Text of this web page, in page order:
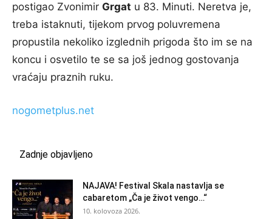
postigao Zvonimir Grgat u 83. Minuti. Neretva je,
treba istaknuti, tijekom prvog poluvremena
propustila nekoliko izglednih prigoda što im se na
koncu i osvetilo te se sa još jednog gostovanja
vraćaju praznih ruku.
nogometplus.net
Zadnje objavljeno
NAJAVA! Festival Skala nastavlja se
cabaretom „Ča je život vengo…“
10. kolovoza 2026.